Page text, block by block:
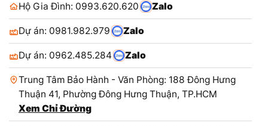
Hộ Gia Đình: 0993.620.620
Zalo
Dự án: 0981.982.979 Zalo
Dự án: 0962.485.284 Zalo
Trung Tâm Bảo Hành - Văn Phòng: 188 Đông Hưng
Thuận 41, Phường Đông Hưng Thuận, TP.HCM
Xem Chỉ Đường